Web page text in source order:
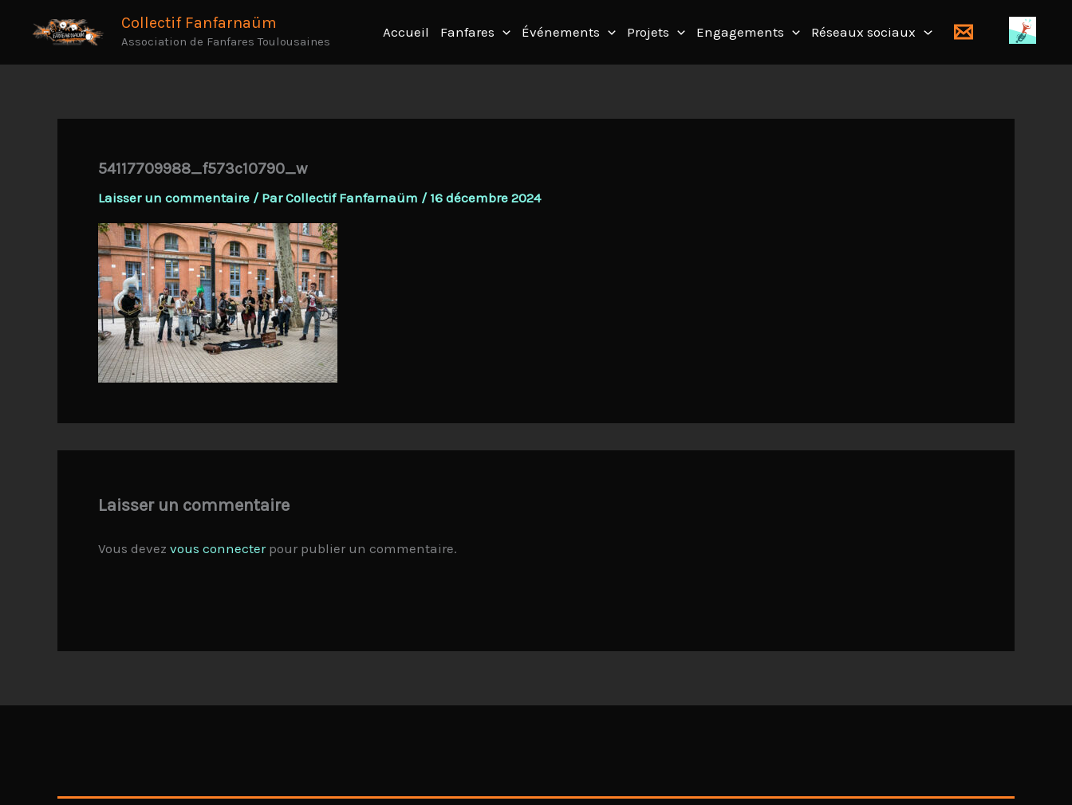
Collectif Fanfarnaüm
Association de Fanfares Toulousaines
Accueil Fanfares Événements Projets Engagements Réseaux sociaux
54117709988_f573c10790_w
Laisser un commentaire / ParCollectif Fanfarnaüm / 16 décembre 2024
Laisser un commentaire
Vous devez vous connecterpour publier un commentaire.